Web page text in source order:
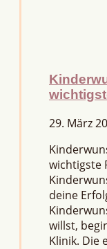
29. März
wichtigste
deine
willst,
Klinik. Die